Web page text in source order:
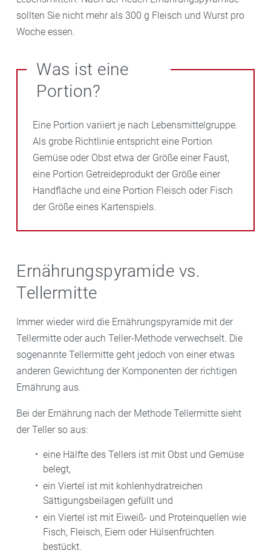
sollten Sie nicht mehr als 300 g Fleisch und Wurst pro
Woche essen.
Was ist eine
Portion?
Eine Portion variiert je nach Lebensmittelgruppe.
Als grobe Richtlinie entspricht eine Portion
Gemüse oder Obst etwa der Größe einer Faust,
eine Portion Getreideprodukt der Größe einer
Handfläche und eine Portion Fleisch oder Fisch
der Größe eines Kartenspiels.
Ernährungspyramide vs.
Tellermitte
Immer wieder wird die Ernährungspyramide mit der
Tellermitte oder auch Teller-Methode verwechselt. Die
sogenannte Tellermitte geht jedoch von einer etwas
anderen Gewichtung der Komponenten der richtigen
Ernährung aus.
Bei der Ernährung nach der Methode Tellermitte sieht
der Teller so aus:
eine Hälfte des Tellers ist mit Obst und Gemüse
belegt,
ein Viertel ist mit kohlenhydratreichen
Sättigungsbeilagen gefüllt und
ein Viertel ist mit Eiweiß- und Proteinquellen wie
Fisch, Fleisch, Eiern oder Hülsenfrüchten
bestückt.